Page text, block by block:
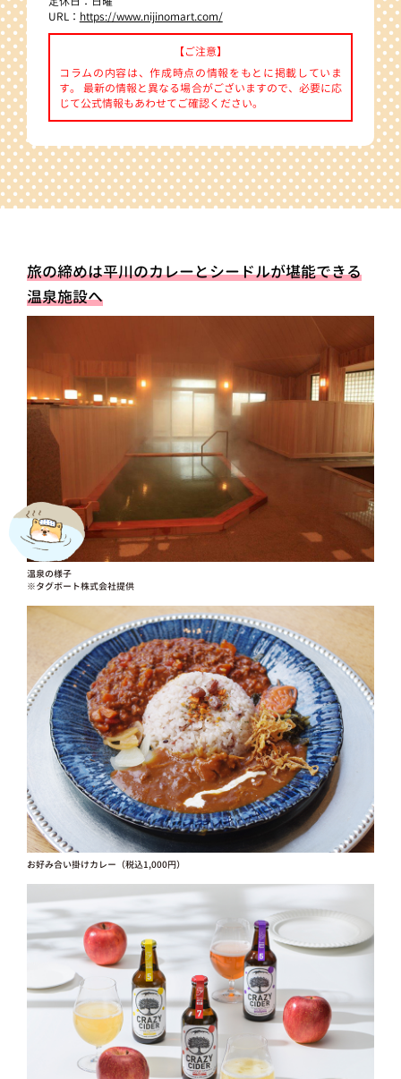
URL： https://www.nijinomart.com/
【ご注意】
コラムの内容は、作成時点の情報をもとに掲載していま
す。 最新の情報と異なる場合がございますので、必要に応
じて公式情報もあわせてご確認ください。
旅の締めは平川のカレーとシードルが堪能できる
温泉施設へ
温泉の様子
※タグボート株式会社提供
お好み合い掛けカレー（税込1,000円）